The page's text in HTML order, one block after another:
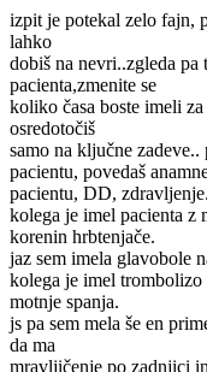
izpit je potekal zelo fajn,
lahko
dobiš na nevri..zgleda pa
pacienta,zmenite se
koliko časa boste imeli
osredotočiš
samo na ključne zadeve..
pacientu, povedaš
pacientu, DD, zdravljenje.
kolega je imel pacienta z
korenin hrbtenjače.
jaz sem imela glavobole
kolega je imel
motnje spanja.
js pa sem mela še en
da ma
mravljičenje po zadnjici